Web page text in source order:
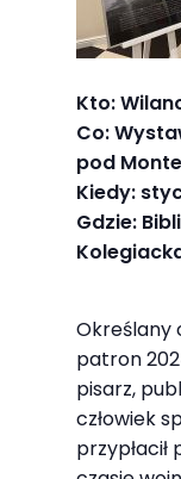
Kto:
Co:
pod
Kiedy:
Gdzie:
Określany
patron
pisarz,
człowiek
i strukturę
strony
internetowej,
na podstawie
tego, jak
strona jest
używana.
Aby nasza
strona
internetowa
działała jak